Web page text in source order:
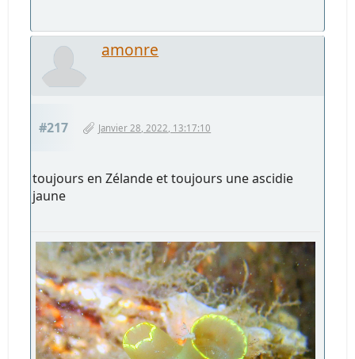
amonre
#217 Janvier 28, 2022, 13:17:10
toujours en Zélande et toujours une ascidie
jaune